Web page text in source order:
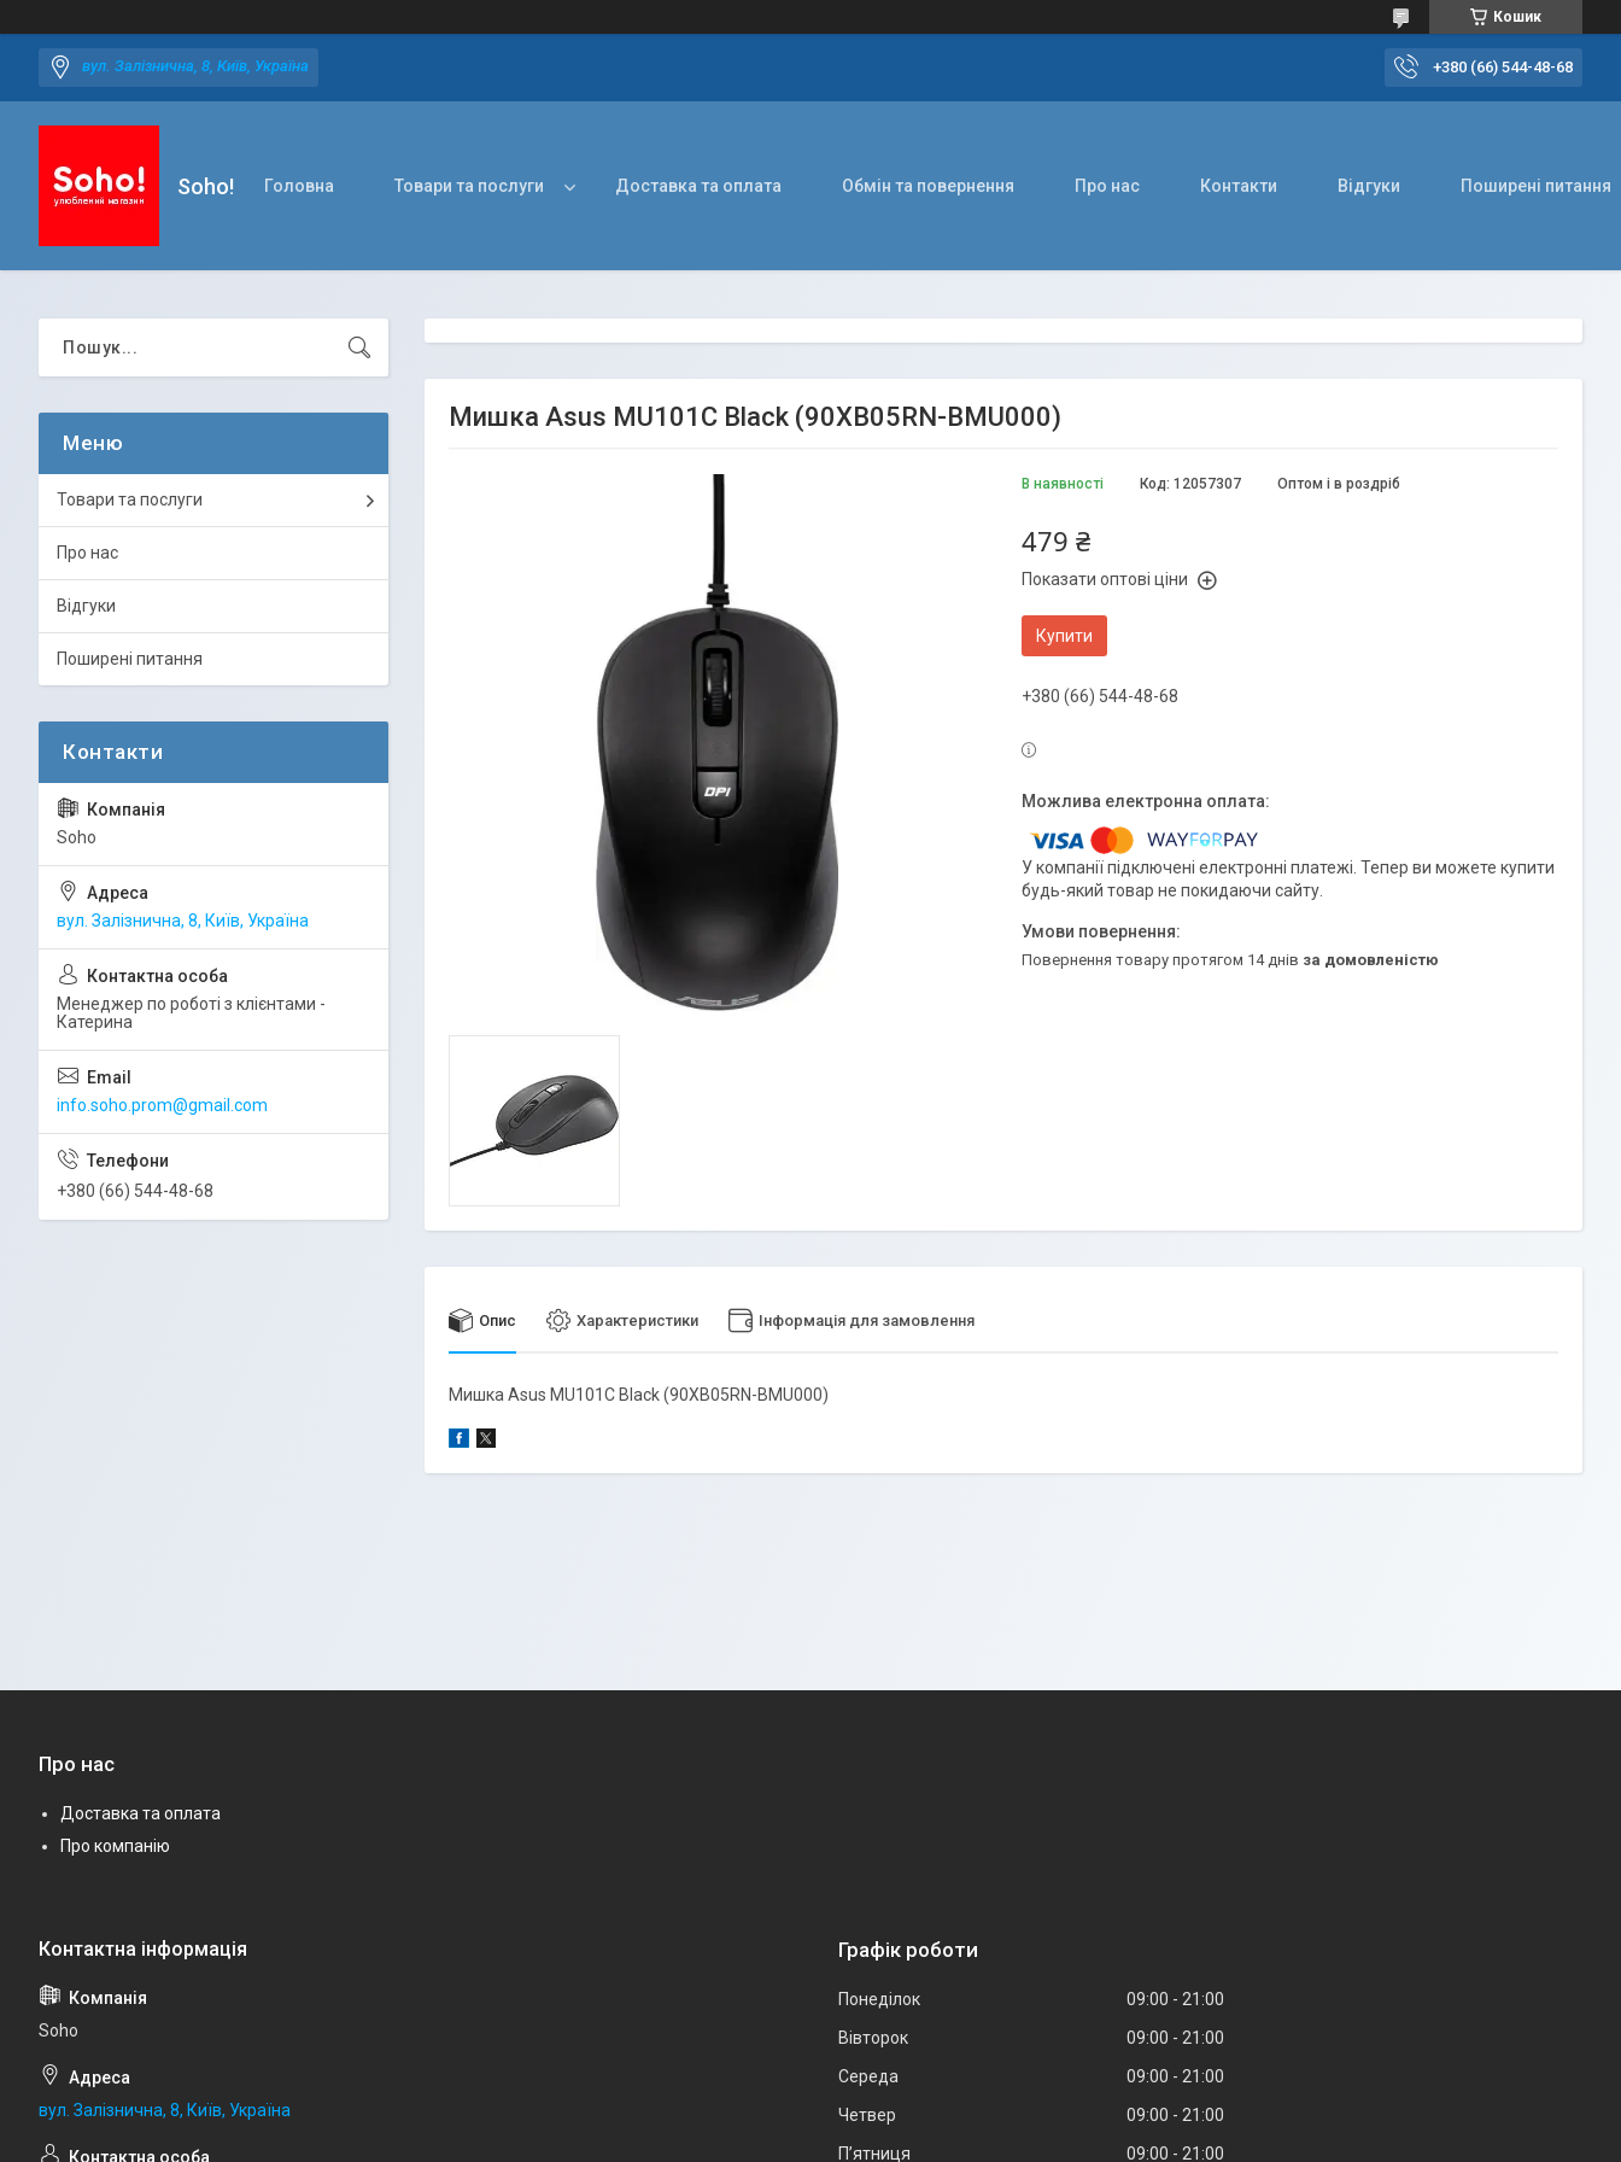
Кошик
вул. Залізнична, 8, Київ, Україна +380 (66) 544-48-68
Soho! Головна Товари та послуги Доставка та оплата Обмін та повернення Про нас Контакти Відгуки Поширені питання
Мишка Asus MU101C Black (90XB05RN-BMU000)
В наявності Оптом і в роздріб
Код: 12057307
479 ₴
Показати оптові ціни
Купити
+380 (66) 544-48-68
У компанії підключені електронні платежі. Тепер ви можете купити
будь-який товар не покидаючи сайту.
повернення товару протягом 14 днів за домовленістю
Опис Характеристики Інформація для замовлення
Мишка Asus MU101C Black (90XB05RN-BMU000)
Товари та послуги
Про нас
Відгуки
Поширені питання
Soho
вул. Залізнична, 8, Київ, Україна
Менеджер по роботі з клієнтами -
Катерина
info.soho.prom@gmail.com
+380 (66) 544-48-68
Про нас
Доставка та оплата
Про компанію
Soho
вул. Залізнична, 8, Київ, Україна
Графік роботи
Понеділок 09:00
21:00
Вівторок
09:00
21:00
Середа
09:00
21:00
Четвер
09:00
21:00
Пʼятниця
09:00 21:00